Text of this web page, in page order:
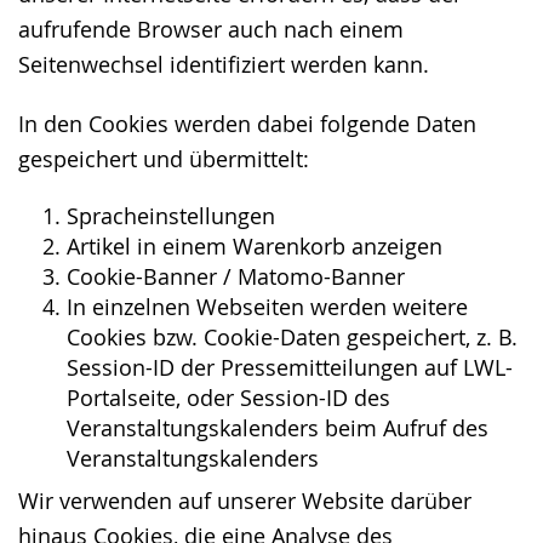
aufrufende Browser auch nach einem
Seitenwechsel identifiziert werden kann.
In den Cookies werden dabei folgende Daten
gespeichert und übermittelt:
Spracheinstellungen
Artikel in einem Warenkorb anzeigen
Cookie-Banner / Matomo-Banner
In einzelnen Webseiten werden weitere
Cookies bzw. Cookie-Daten gespeichert, z. B.
Session-ID der Pressemitteilungen auf LWL-
Portalseite, oder Session-ID des
Veranstaltungskalenders beim Aufruf des
Veranstaltungskalenders
Wir verwenden auf unserer Website darüber
hinaus Cookies, die eine Analyse des